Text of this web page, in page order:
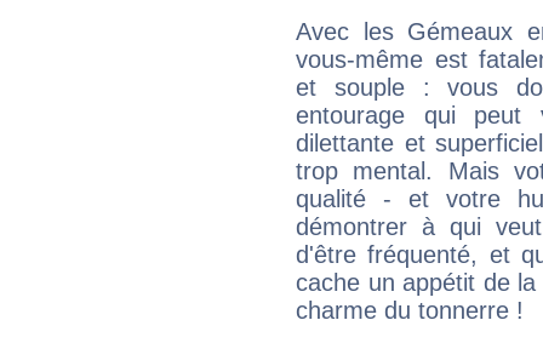
Avec les Gémeaux
vous-même est
et souple : vous
entourage qui
dilettante et
trop mental. Mais
qualité - et votre
démontrer à qui
d'être fréquenté, et
cache un appétit de
charme du tonnerre !